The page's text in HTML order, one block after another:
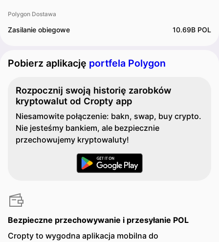
Polygon Dostawa
Zasilanie obiegowe 10.69B POL
Pobierz aplikację portfela Polygon
Rozpocznij swoją historię zarobków
kryptowalut od Cropty app
Niesamowite połączenie: bakn, swap, buy crypto.
Nie jesteśmy bankiem, ale bezpiecznie
przechowujemy kryptowaluty!
Bezpieczne przechowywanie i przesyłanie POL
Cropty to wygodna aplikacja mobilna do